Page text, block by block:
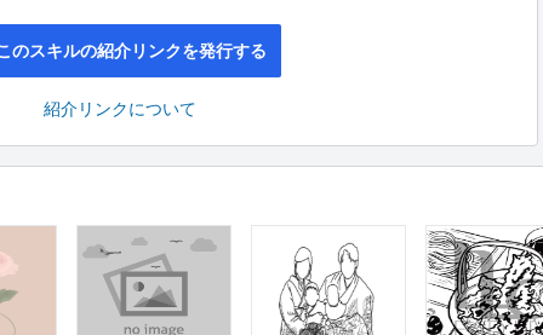
のスキルの紹介リンクを発行する
紹介リンクについて